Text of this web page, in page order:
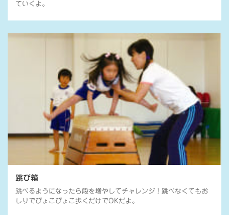
ていくよ。
跳び箱
跳べるようになったら段を増やしてチャレンジ！跳べなくてもお
しりでぴょこぴょこ歩くだけでOKだよ。